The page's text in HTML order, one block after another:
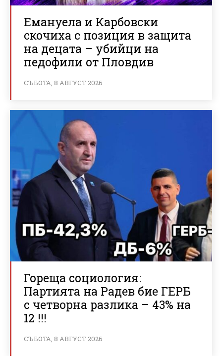
Емануела и Карбовски
скочиха с позиция в защита
на децата – убийци на
педофили от Пловдив
СЪБОТА, 8 АВГУСТ 2026
Гореща социология:
Партията на Радев бие ГЕРБ
с четворна разлика – 43% на
12 !!!
СЪБОТА, 8 АВГУСТ 2026